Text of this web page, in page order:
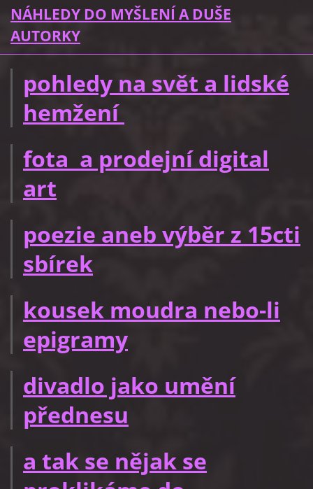
NÁHLEDY DO MYŠLENÍ A DUŠE
AUTORKY
pohledy na svět a lidské
hemžení
fota a prodejní digital
art
poezie aneb výběr z 15cti
sbírek
kousek moudra nebo-li
epigramy
divadlo jako umění
přednesu
a tak se nějak se